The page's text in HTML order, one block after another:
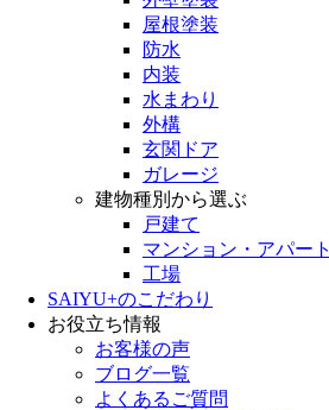
屋根塗装
防水
内装
水まわり
外構
玄関ドア
ガレージ
建物種別から選ぶ
戸建て
マンション・アパート
工場
SAIYU+のこだわり
お役立ち情報
お客様の声
ブログ一覧
よくあるご質問